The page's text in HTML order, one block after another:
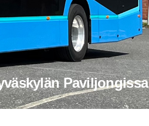
Pavil­jon­gissa